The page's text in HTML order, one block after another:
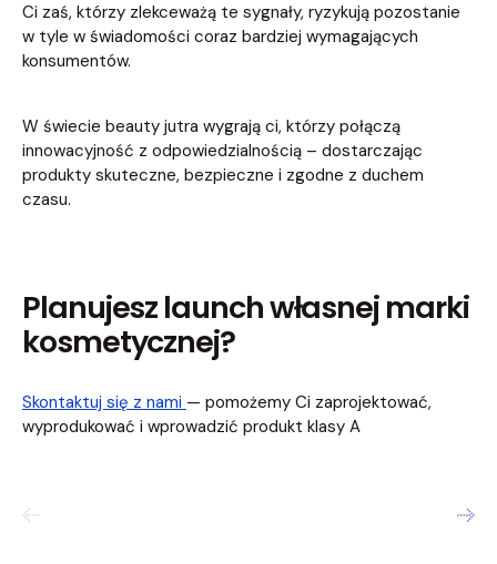
Ci zaś, którzy zlekceważą te sygnały, ryzykują pozostanie
w tyle w świadomości coraz bardziej wymagających
konsumentów.
W świecie beauty jutra wygrają ci, którzy połączą
innowacyjność z odpowiedzialnością – dostarczając
produkty skuteczne, bezpieczne i zgodne z duchem
czasu.
Planujesz launch własnej marki
kosmetycznej?
Skontaktuj się z nami — pomożemy Ci zaprojektować,
wyprodukować i wprowadzić produkt klasy A